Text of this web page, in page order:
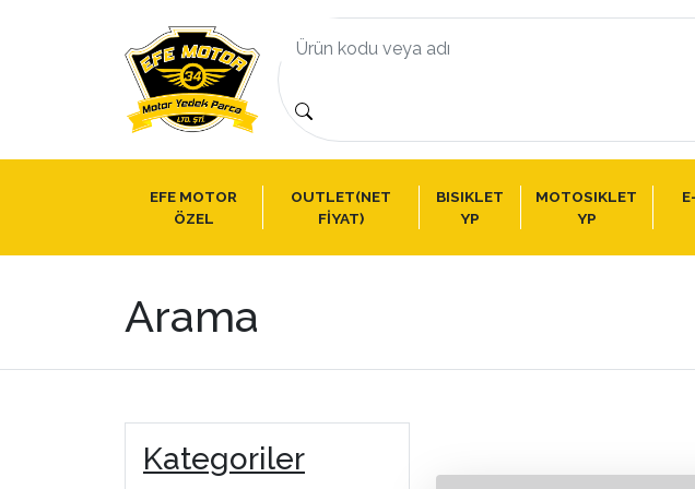
EFE MOTOR
ÖZEL
OUTLET(NET
FİYAT)
BISIKLET
YP
MOTOSIKLET
YP
Arama
Kategoriler